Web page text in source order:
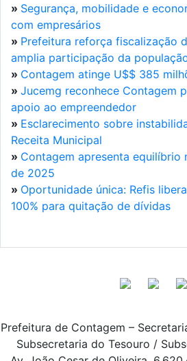
» Segurança, mobilidade e
com empresários
» Prefeitura reforça fiscalização
amplia participação da
» Contagem atinge U$$ 385
» Jucemg reconhece Contagem
apoio ao empreendedor
» Esclarecimento sobre
Receita Municipal
» Contagem apresenta equilíbrio
de 2025
» Oportunidade única: Refis
100% para quitação de dívidas
Prefeitura de Contagem –
Subsecretaria do Tesouro /